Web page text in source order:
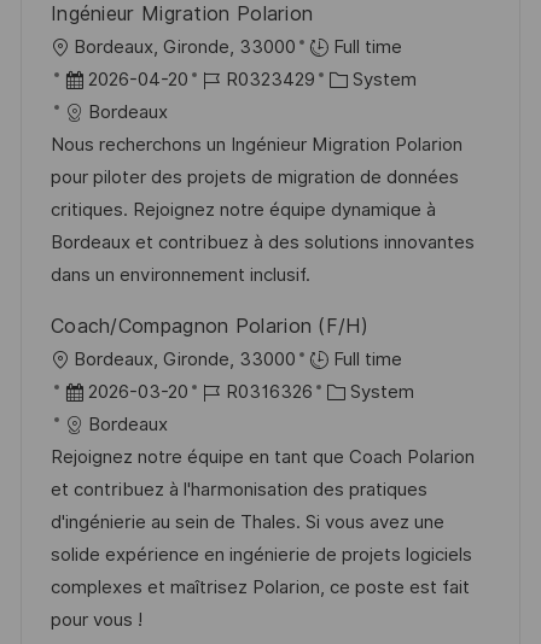
e
r
ö
f
f
e
n
t
l
i
c
h
u
n
g
Ingénieur Migration Polarion
O
r
t
Bordeaux, Gironde, 33000
Full time
D
a
t
u
m
d
e
V
e
r
ö
f
f
e
n
t
l
2026-04-20
J
b
-
I
D
R0323429
K
t
e
g
o
e
System
Bordeaux
Nous recherchons un Ingénieur Migration Polarion
pour piloter des projets de migration de données
critiques. Rejoignez notre équipe dynamique à
Bordeaux et contribuez à des solutions innovantes
dans un environnement inclusif.
Coach/Compagnon Polarion (F/H)
O
r
t
Bordeaux, Gironde, 33000
Full time
D
a
t
u
m
d
e
r
2026-03-20
J
b
-
I
D
R0316326
K
t
e
g
o
r
System
Bordeaux
Rejoignez notre équipe en tant que Coach Polarion
et contribuez à l'harmonisation des pratiques
d'ingénierie au sein de Thales. Si vous avez une
solide expérience en ingénierie de projets logiciels
complexes et maîtrisez Polarion, ce poste est fait
pour vous !